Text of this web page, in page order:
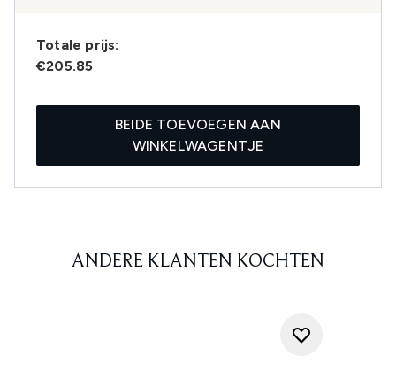
Totale prijs:
€205.85
BEIDE TOEVOEGEN AAN
WINKELWAGENTJE
ANDERE KLANTEN KOCHTEN